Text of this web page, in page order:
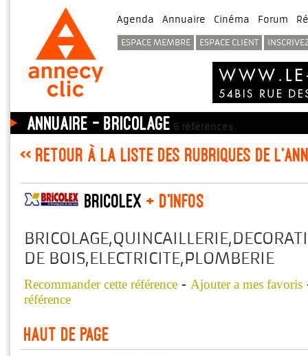
Agenda Annuaire Cinéma Forum
ESPACE MEMBRE ESPACE CLIENT
Annuaire - Bricolage 6 références
<< Retour à la liste des rubriques de
BRICOLEX + d'infos
DE BOIS,ELECTRICITE,PLOMBERIE
Recommander cette référence - Ajouter a mes favoris
référence
Haut de page